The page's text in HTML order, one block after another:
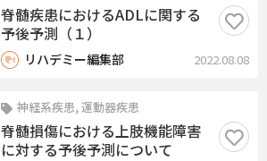
脊髄疾患におけるADLに関する
予後予測（１）
リハデミー編集部 2022.08.08
神経系疾患, 運動器疾患
脊髄損傷における上肢機能障害
に対する予後予測について